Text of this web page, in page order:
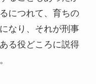
につれて、育ちの
なり、それが刑事
る役どころに説得